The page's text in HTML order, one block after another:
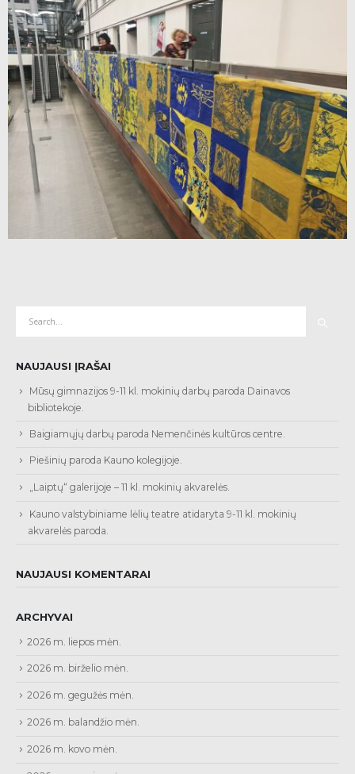
NAUJAUSI ĮRAŠAI
Mūsų gimnazijos 9-11 kl. mokinių darbų paroda Dainavos
bibliotekoje.
Baigiamųjų darbų paroda Nemenčinės kultūros centre.
Piešinių paroda Kauno kolegijoje.
„Laiptų“ galerijoje – 11 kl. mokinių akvarelės.
Kauno valstybiniame lėlių teatre atidaryta 9-11 kl. mokinių
akvarelės paroda.
NAUJAUSI KOMENTARAI
ARCHYVAI
2026 m. liepos mėn.
2026 m. birželio mėn.
2026 m. gegužės mėn.
2026 m. balandžio mėn.
2026 m. kovo mėn.